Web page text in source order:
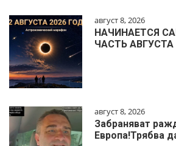
август 8, 2026
НАЧИНАЕТСЯ
ЧАСТЬ АВГУСТА
август 8, 2026
Забраняват
Европа!Трябва